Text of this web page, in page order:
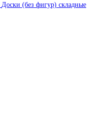
Доски (без фигур) складные